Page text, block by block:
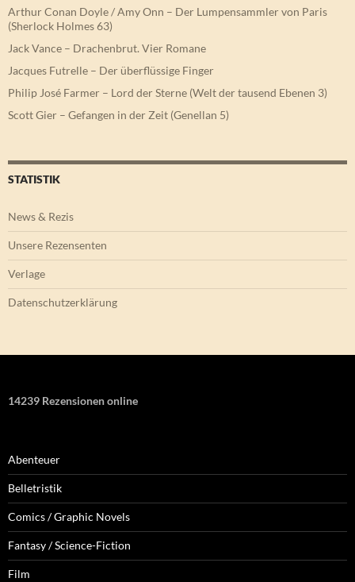
Arthur Conan Doyle / Amy Onn – Der Lumpensammler von Paris
(Sherlock Holmes 63)
Jack Vance – Drachenbrut. Vier Romane
Jacques Futrelle – Der überflüssige Finger
Philip José Farmer – Lord der Sterne (Welt der tausend Ebenen 3)
Scott Gier – Gefangen in der Zeit (Genellan 5)
STATISTIK
News & Rezis
Unsere Rezensenten
Verlage
Datenschutzerklärung
14239 Rezensionen online
Abenteuer
Belletristik
Comics / Graphic Novels
Fantasy / Science-Fiction
Film